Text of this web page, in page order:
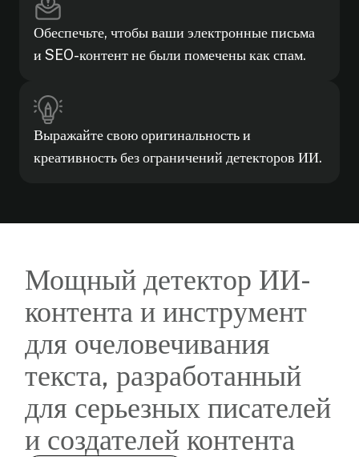
Обеспечьте, чтобы ваши электронные письма
и SEO-контент не были помечены как спам.
Выражайте свою оригинальность и
креативность без ограничений детекторов ИИ.
Мощный детектор ИИ-
контента и инструмент
для очеловечивания
текста, разработанный
для серьезных писателей
и создателей контента